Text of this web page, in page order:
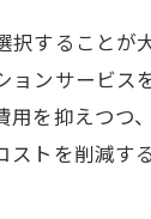
することが
ンサービス
を抑えつつ
トを削減す